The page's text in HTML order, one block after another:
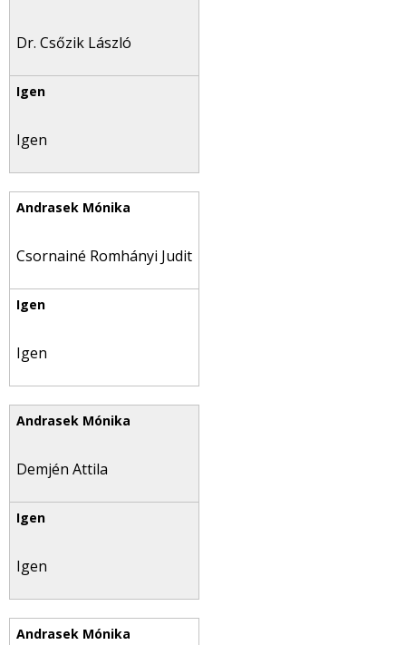
Dr. Csőzik László
Igen
Csornainé Romhányi Judit
Igen
Demjén Attila
Igen